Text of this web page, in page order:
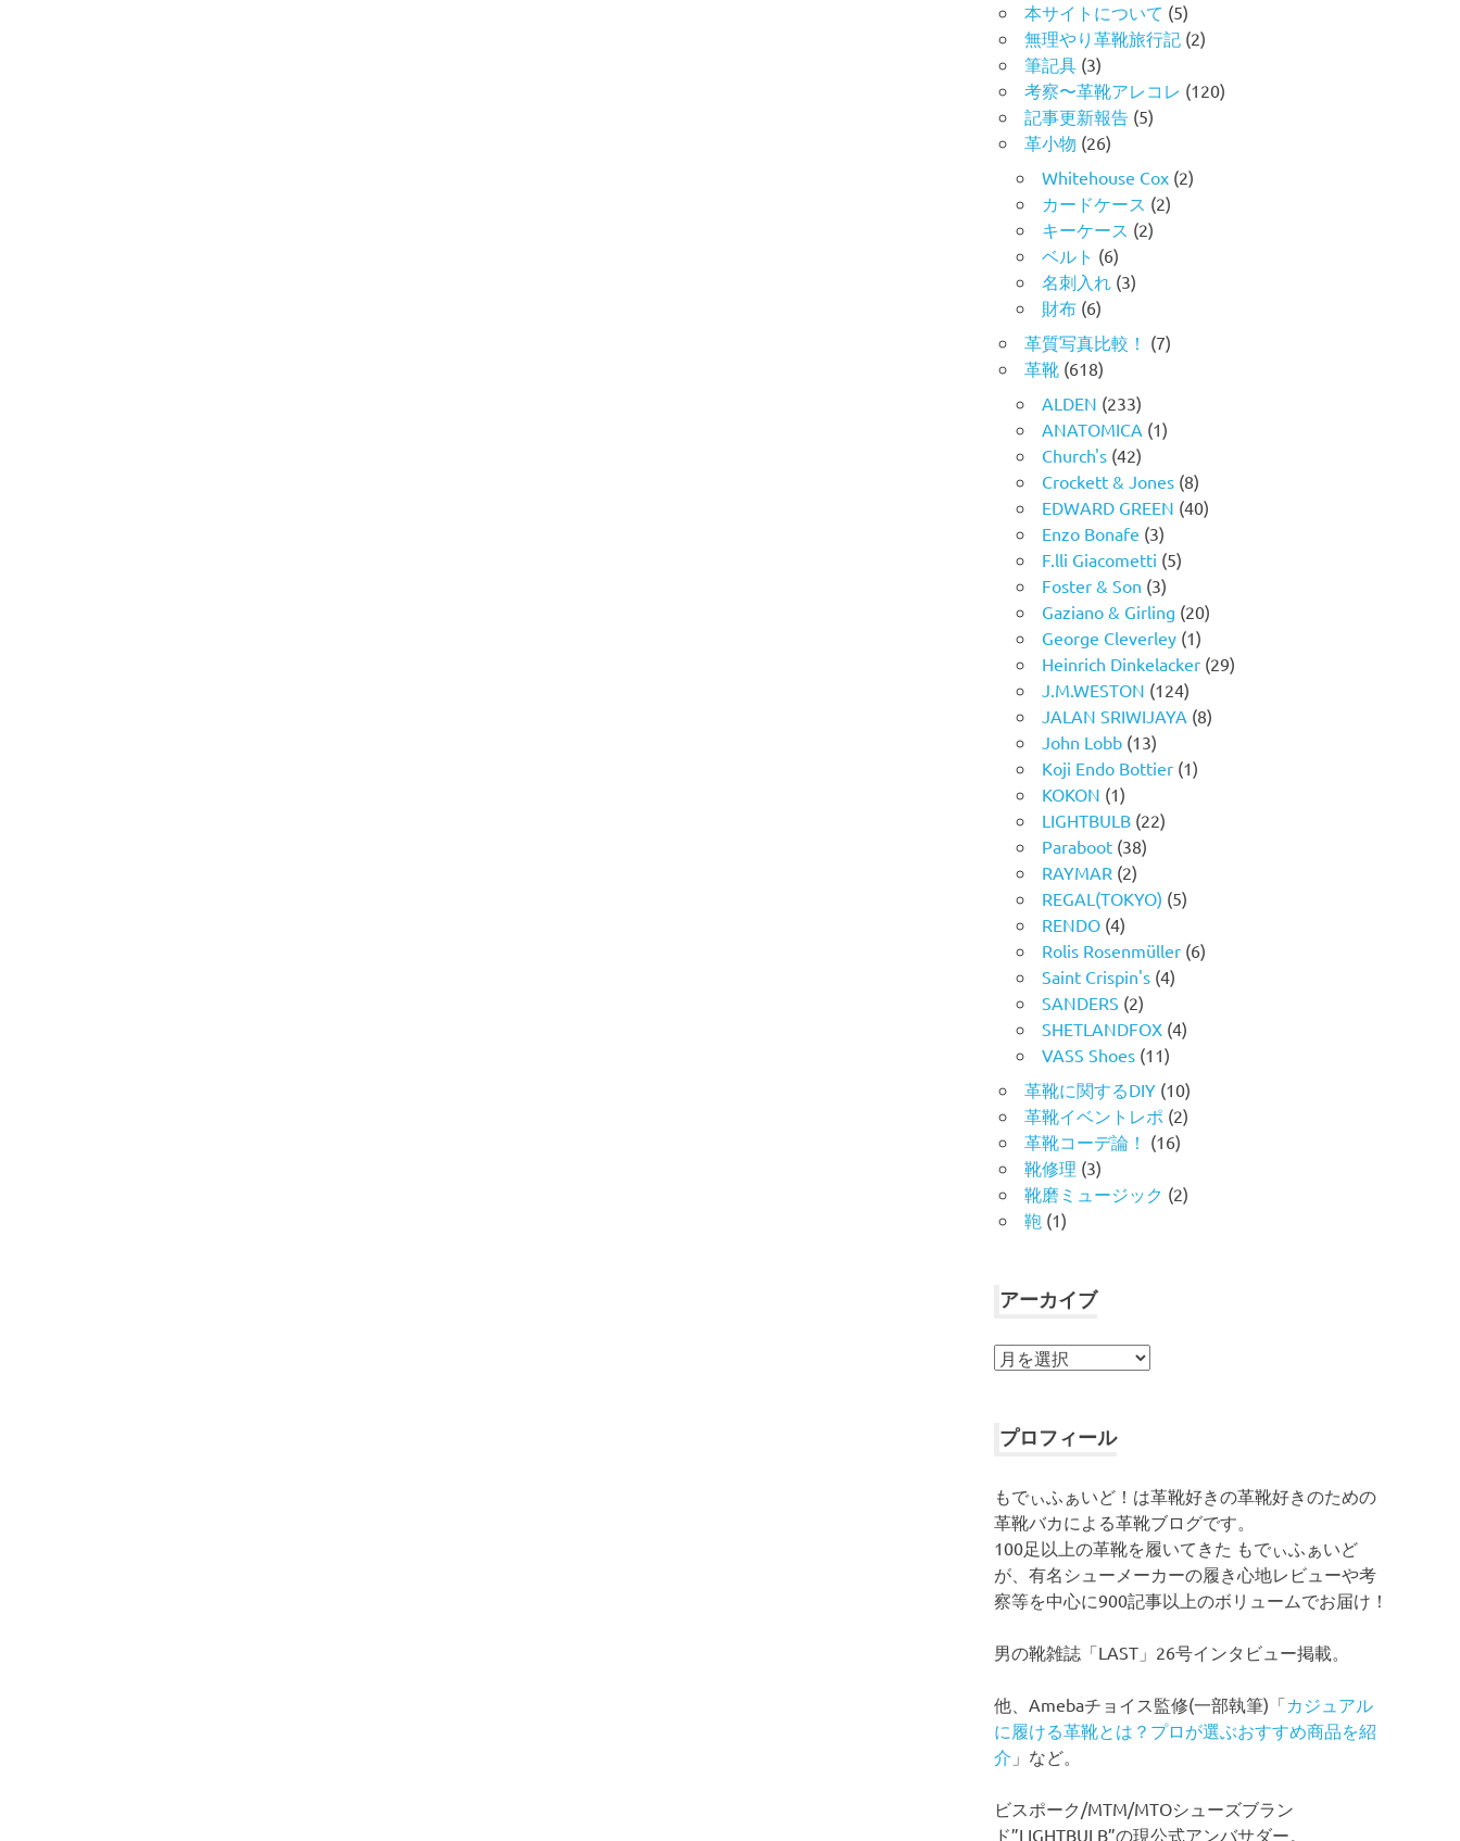
本サイトについて (5)
無理やり革靴旅行記 (2)
筆記具 (3)
考察〜革靴アレコレ (120)
記事更新報告 (5)
革小物 (26)
Whitehouse Cox (2)
カードケース (2)
キーケース (2)
ベルト (6)
名刺入れ (3)
財布 (6)
革質写真比較！ (7)
革靴 (618)
ALDEN (233)
ANATOMICA (1)
Church's (42)
Crockett & Jones (8)
EDWARD GREEN (40)
Enzo Bonafe (3)
F.lli Giacometti (5)
Foster & Son (3)
Gaziano & Girling (20)
George Cleverley (1)
Heinrich Dinkelacker (29)
J.M.WESTON (124)
JALAN SRIWIJAYA (8)
John Lobb (13)
Koji Endo Bottier (1)
KOKON (1)
LIGHTBULB (22)
Paraboot (38)
RAYMAR (2)
REGAL(TOKYO) (5)
RENDO (4)
Rolis Rosenmüller (6)
Saint Crispin's (4)
SANDERS (2)
SHETLANDFOX (4)
VASS Shoes (11)
革靴に関するDIY (10)
革靴イベントレポ (2)
革靴コーデ論！ (16)
靴修理 (3)
靴磨ミュージック (2)
鞄 (1)
アーカイブ
ア
イ
プロフィール
もでぃふぁいど！は革靴好きの革靴好きのための
革靴バカによる革靴ブログです。
100足以上の革靴を履いてきた もでぃふぁいど
が、有名シューメーカーの履き心地レビューや考
察等を中心に900記事以上のボリュームでお届け！
男の靴雑誌「LAST」26号インタビュー掲載。
他、Amebaチョイス監修(一部執筆)「カジュアル
に履ける革靴とは？プロが選ぶおすすめ商品を紹
介 」など。
ビスポーク/MTM/MTOシューズブラン
ド”LIGHTBULB”の現公式アンバサダー。